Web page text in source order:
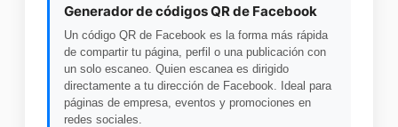
Generador de códigos QR de Facebook
Un código QR de Facebook es la forma más rápida
de compartir tu página, perfil o una publicación con
un solo escaneo. Quien escanea es dirigido
directamente a tu dirección de Facebook. Ideal para
páginas de empresa, eventos y promociones en
redes sociales.